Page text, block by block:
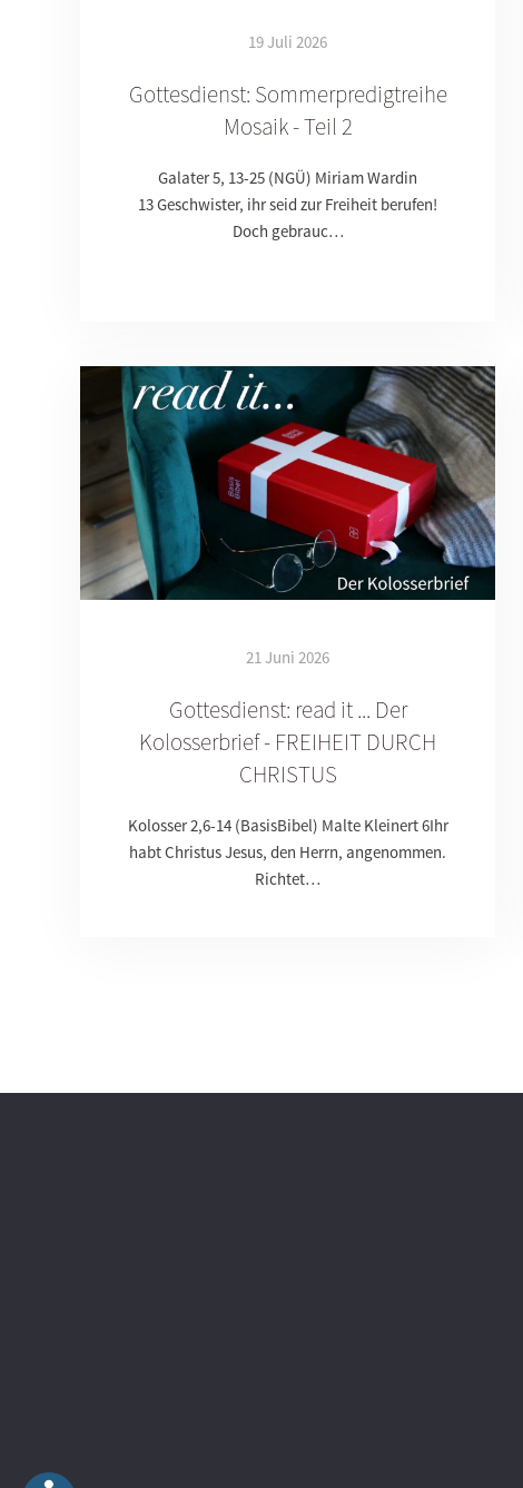
19 Juli 2026
Gottesdienst: Sommerpredigtreihe
Mosaik - Teil 2
Galater 5, 13-25 (NGÜ) Miriam Wardin
13 Geschwister, ihr seid zur Freiheit berufen!
Doch gebrauc…
21 Juni 2026
Gottesdienst: read it ... Der
Kolosserbrief - FREIHEIT DURCH
CHRISTUS
Kolosser 2,6-14 (BasisBibel) Malte Kleinert 6Ihr
habt Christus Jesus, den Herrn, angenommen.
Richtet…